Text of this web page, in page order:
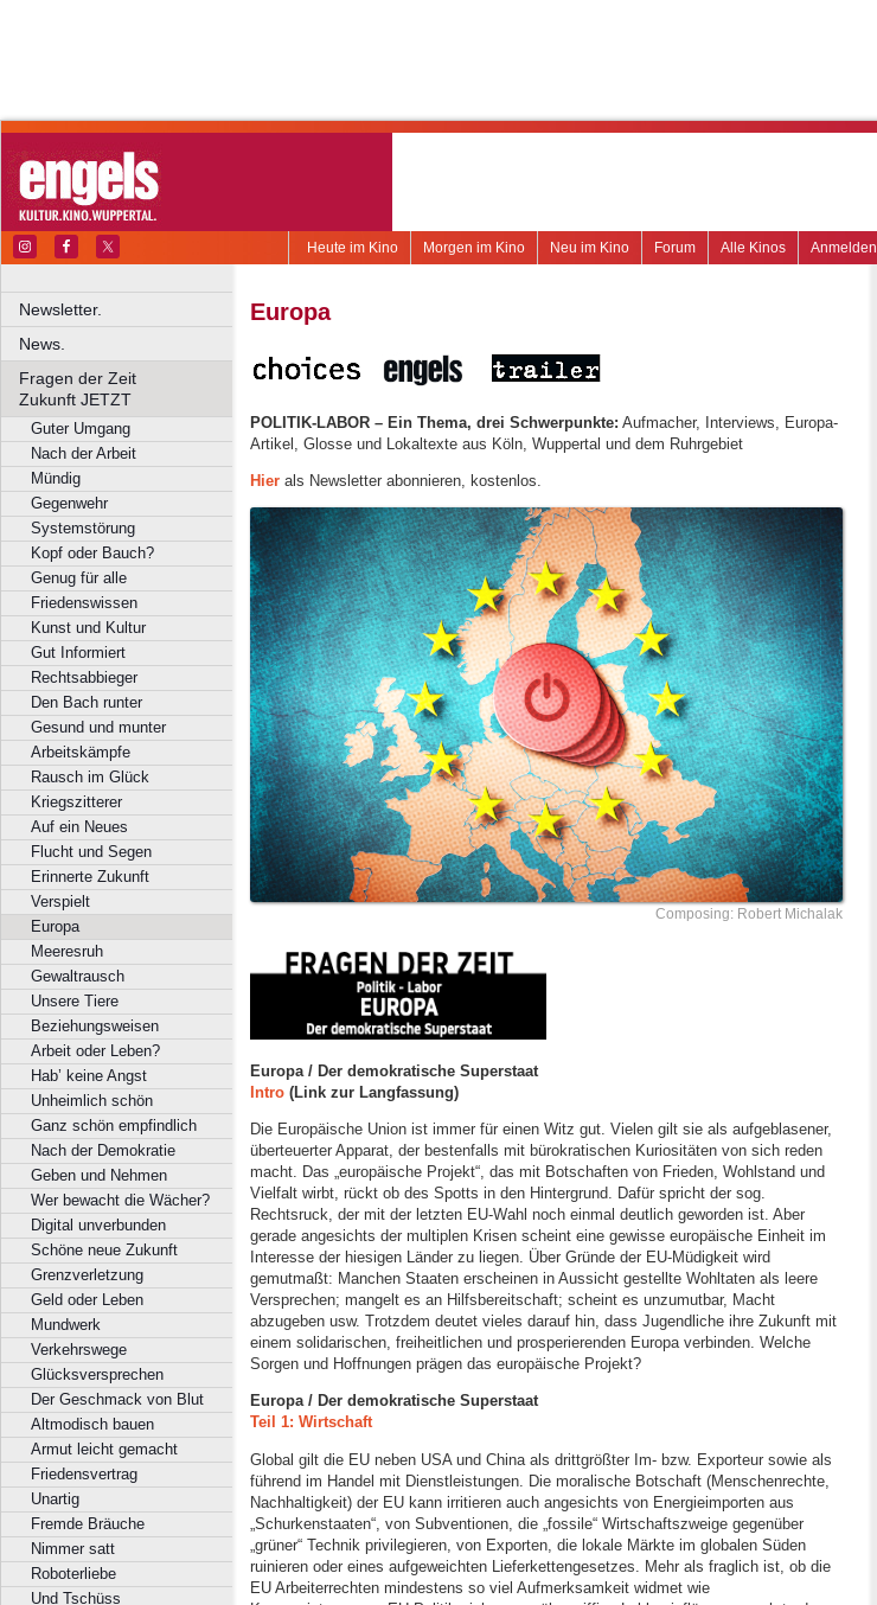
Anmelden
Alle Kinos
Forum
Neu im Kino
Morgen im Kino
Heute im Kino
Newsletter.
News.
Fragen der Zeit
Zukunft JETZT
Guter Umgang
Nach der Arbeit
Mündig
Gegenwehr
Systemstörung
Kopf oder Bauch?
Genug für alle
Friedenswissen
Kunst und Kultur
Gut Informiert
Rechtsabbieger
Den Bach runter
Gesund und munter
Arbeitskämpfe
Rausch im Glück
Kriegszitterer
Auf ein Neues
Flucht und Segen
Erinnerte Zukunft
Verspielt
Europa
Meeresruh
Gewaltrausch
Unsere Tiere
Beziehungsweisen
Arbeit oder Leben?
Hab’ keine Angst
Unheimlich schön
Ganz schön empfindlich
Nach der Demokratie
Geben und Nehmen
Wer bewacht die Wächer?
Digital unverbunden
Schöne neue Zukunft
Grenzverletzung
Geld oder Leben
Mundwerk
Verkehrswege
Glücksversprechen
Der Geschmack von Blut
Altmodisch bauen
Armut leicht gemacht
Friedensvertrag
Unartig
Fremde Bräuche
Nimmer satt
Roboterliebe
Und Tschüss
Europa
POLITIK-LABOR – Ein Thema, drei Schwerpunkte: Aufmacher, Interviews, Europa-
Artikel, Glosse und Lokaltexte aus Köln, Wuppertal und dem Ruhrgebiet
Hier als Newsletter abonnieren, kostenlos.
Composing: Robert Michalak
Europa / Der demokratische Superstaat
Intro (Link zur Langfassung)
Die Europäische Union ist immer für einen Witz gut. Vielen gilt sie als aufgeblasener,
überteuerter Apparat, der bestenfalls mit bürokratischen Kuriositäten von sich reden
macht. Das „europäische Projekt“, das mit Botschaften von Frieden, Wohlstand und
Vielfalt wirbt, rückt ob des Spotts in den Hintergrund. Dafür spricht der sog.
Rechtsruck, der mit der letzten EU-Wahl noch einmal deutlich geworden ist. Aber
gerade angesichts der multiplen Krisen scheint eine gewisse europäische Einheit im
Interesse der hiesigen Länder zu liegen. Über Gründe der EU-Müdigkeit wird
gemutmaßt: Manchen Staaten erscheinen in Aussicht gestellte Wohltaten als leere
Versprechen; mangelt es an Hilfsbereitschaft; scheint es unzumutbar, Macht
abzugeben usw. Trotzdem deutet vieles darauf hin, dass Jugendliche ihre Zukunft mit
einem solidarischen, freiheitlichen und prosperierenden Europa verbinden. Welche
Sorgen und Hoffnungen prägen das europäische Projekt?
Europa / Der demokratische Superstaat
Teil 1: Wirtschaft
Global gilt die EU neben USA und China als drittgrößter Im- bzw. Exporteur sowie als
führend im Handel mit Dienstleistungen. Die moralische Botschaft (Menschenrechte,
Nachhaltigkeit) der EU kann irritieren auch angesichts von Energieimporten aus
„Schurkenstaaten“, von Subventionen, die „fossile“ Wirtschaftszweige gegenüber
„grüner“ Technik privilegieren, von Exporten, die lokale Märkte im globalen Süden
ruinieren oder eines aufgeweichten Lieferkettengesetzes. Mehr als fraglich ist, ob die
EU Arbeiterrechten mindestens so viel Aufmerksamkeit widmet wie